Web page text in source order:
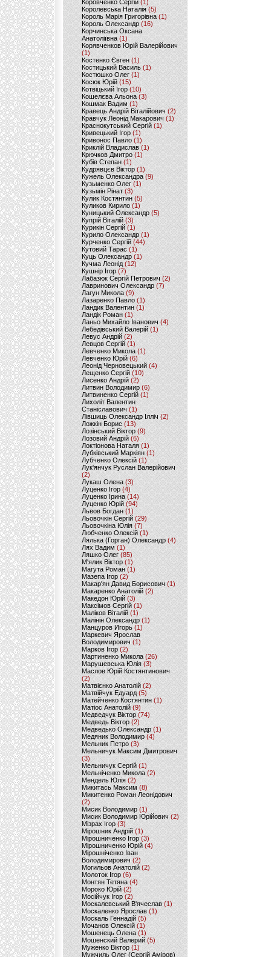
Коровченко Сергій (1)
Королевська Наталія(5)
Король Марія Григорівна (1)
Король Олександр (16)
Корчинська Оксана
Анатоліївна (1)
Корявченков Юрій Валерійович
(1)
Костенко Євген (1)
Костицький Василь (1)
Костюшко Олег (1)
Косюк Юрій (15)
Котвіцький Ігор (10)
Кошелєва Альона(3)
Кошмак Вадим (1)
Кравець Андрій Віталійович (2)
Кравчук Леонід Макарович (1)
Краснокутський Сергій (1)
Кривецький Ігор (1)
Кривонос Павло (1)
Криклій Владислав (1)
Крючков Дмитро(1)
Кубів Степан(1)
Кудрявцєв Віктор (1)
Кужель Олександра (9)
Кузьменко Олег (1)
Кузьмін Рінат(3)
Кулик Костянтин(5)
Куликов Кирило (1)
Куницький Олександр (5)
Купрій Віталій (3)
Курикін Сергій(1)
Курило Олександр (1)
Курченко Сергій (44)
Кутовий Тарас (1)
Куць Олександр (1)
Кучма Леонід (12)
Кушнір Ігор(7)
Лабазюк Сергій Петрович (2)
Лавринович Олександр(7)
Лагун Микола(9)
Лазаренко Павло (1)
Ландик Валентин (1)
Ландік Роман (1)
Ланьо Михайло Іванович(4)
Лебедівський Валерій(1)
Левус Андрій(2)
Левцов Сергій (1)
Левченко Микола (1)
Левченко Юрій (6)
Леонід Черновецький (4)
Лещенко Сергій (10)
Лисенко Андрій (2)
Литвин Володимир (6)
Литвиненко Сергій (1)
Лихоліт Валентин
Станіславович (1)
Лівшиць Олександр Ілліч (2)
Ложкін Борис(13)
Лозінський Віктор(9)
Лозовий Андрій (6)
Локтіонова Наталя (1)
Лубківський Маркіян(1)
Лубченко Олексій (1)
Лук'янчук Руслан Валерійович
(2)
Лукаш Олена (3)
Луценко Ігор (4)
Луценко Ірина (14)
Луценко Юрій (94)
Львов Богдан (1)
Льовочкін Сергій (29)
Льовочкіна Юлія(7)
Любченко Олексій(1)
Лялька (Горган) Олександр(4)
Лях Вадим (1)
Ляшко Олег (85)
М'ялик Віктор(1)
Магута Роман(1)
Мазепа Ігор (2)
Макар'ян Давид Борисович(1)
Макаренко Анатолій (2)
Македон Юрій(3)
Максімов Сергій (1)
Маліков Віталій (1)
Малінін Олександр (1)
Манцуров Игорь (1)
Маркевич Ярослав
Володимирович (1)
Марков Ігор (2)
Мартиненко Микола (26)
Марушевська Юлія (3)
Маслов Юрій Костянтинович
(2)
Матвієнко Анатолій (2)
Матвійчук Едуард(5)
Матейченко Костянтин (1)
Матіос Анатолій (9)
Медведчук Віктор(74)
Медведь Віктор (2)
Медведько Олександр (1)
Медяник Володимир(4)
Мельник Петро (3)
Мельничук Максим Дмитрович
(3)
Мельничук Сергій (1)
Мельніченко Микола (2)
Мендель Юлія (2)
Микитась Максим (8)
Микитенко Роман Леонідович
(2)
Мисик Володимир (1)
Мисик Володимир Юрійович(2)
Мізрах Ігор(3)
Мірошник Андрій(1)
Мірошниченко Ігор (3)
Мірошниченко Юрій(4)
Мірошніченко Іван
Володимирович (2)
Могильов Анатолій (2)
Молоток Ігор (6)
Монтян Тетяна (4)
Мороко Юрій(2)
Мосійчук Ігор (2)
Москалевський В'ячеслав (1)
Москаленко Ярослав (1)
Москаль Геннадій (5)
Мочанов Олексій(1)
Мошенець Олена(1)
Мошенский Валерий (5)
Муженко Віктор (1)
Мужчиль Олег (Сергій Аміров)